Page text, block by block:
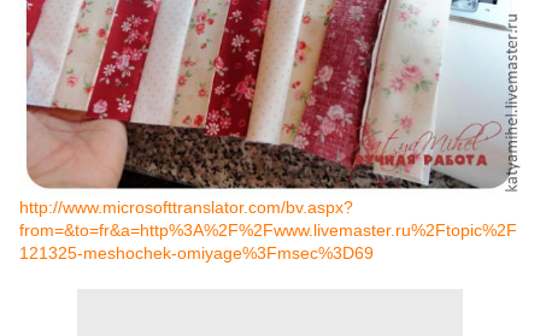
http://www.microsofttranslator.com/bv.aspx?
from=&to=fr&a=http%3A%2F%2Fwww.livemaster.ru%2Ftopic%2F
121325-meshochek-omiyage%3Fmsec%3D69